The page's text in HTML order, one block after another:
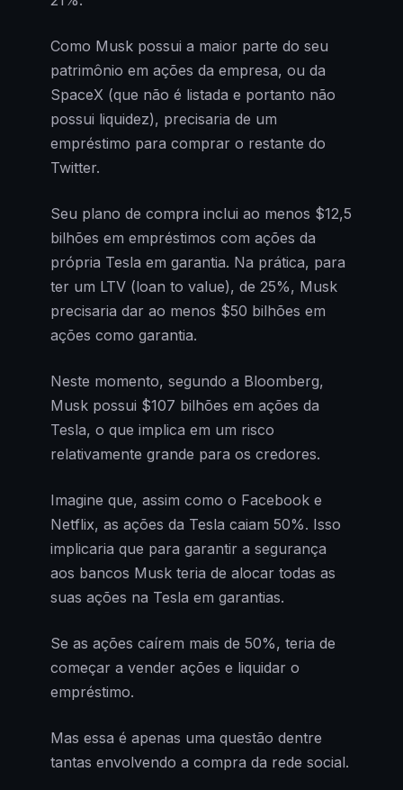
Como Musk possui a maior parte do seu
patrimônio em ações da empresa, ou da
SpaceX (que não é listada e portanto não
possui liquidez), precisaria de um
empréstimo para comprar o restante do
Twitter.
Seu plano de compra inclui ao menos $12,5
bilhões em empréstimos com ações da
própria Tesla em garantia. Na prática, para
ter um LTV (loan to value), de 25%, Musk
precisaria dar ao menos $50 bilhões em
ações como garantia.
Neste momento, segundo a Bloomberg,
Musk possui $107 bilhões em ações da
Tesla, o que implica em um risco
relativamente grande para os credores.
Imagine que, assim como o Facebook e
Netflix, as ações da Tesla caiam 50%. Isso
implicaria que para garantir a segurança
aos bancos Musk teria de alocar todas as
suas ações na Tesla em garantias.
Se as ações caírem mais de 50%, teria de
começar a vender ações e liquidar o
empréstimo.
Mas essa é apenas uma questão dentre
tantas envolvendo a compra da rede social.